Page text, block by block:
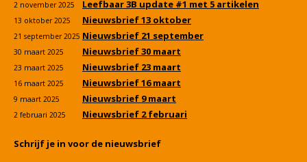
2 november 2025 Leefbaar 3B update #1 met 5 artikelen
13 oktober 2025 Nieuwsbrief 13 oktober
21 september 2025 Nieuwsbrief 21 september
30 maart 2025 Nieuwsbrief 30 maart
23 maart 2025 Nieuwsbrief 23 maart
16 maart 2025 Nieuwsbrief 16 maart
9 maart 2025 Nieuwsbrief 9 maart
2 februari 2025 Nieuwsbrief 2 februari
Schrijf je in voor de nieuwsbrief